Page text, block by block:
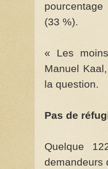
(33 %).
« Les
Manuel
la question.
Pas de
Quelque
demandeurs